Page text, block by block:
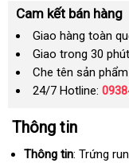
Cam kết bán hàng
Giao hàng toàn
Giao trong 30
Che tên sản
24/7 Hotline:
Thông tin
Thông tin: Trứng